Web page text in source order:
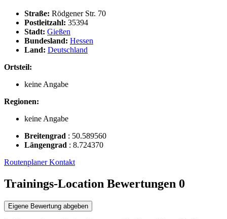
Straße: Rödgener Str. 70
Postleitzahl: 35394
Stadt: Gießen
Bundesland: Hessen
Land: Deutschland
Ortsteil:
keine Angabe
Regionen:
keine Angabe
Breitengrad : 50.589560
Längengrad : 8.724370
RoutenplanerKontakt
Trainings-Location Bewertungen 0
Eigene Bewertung abgeben